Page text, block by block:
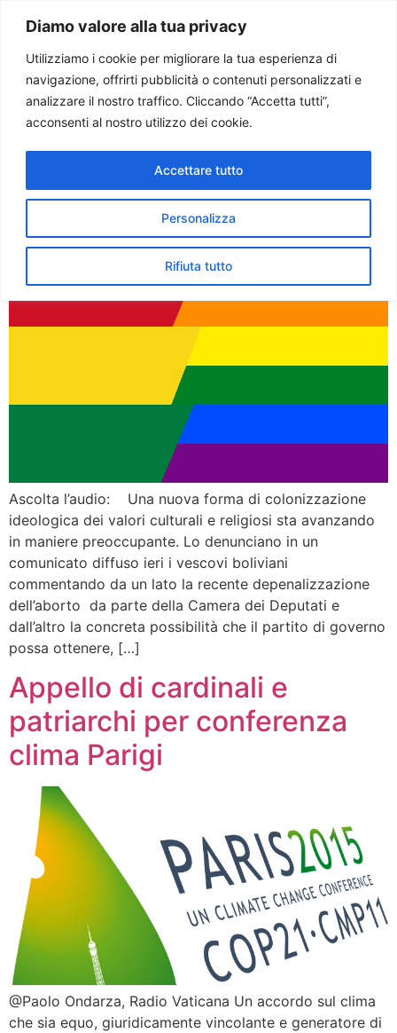
Diamo valore alla tua privacy
Utilizziamo i cookie per migliorare la tua esperienza di
navigazione, offrirti pubblicità o contenuti personalizzati e
analizzare il nostro traffico. Cliccando “Accetta tutti”,
acconsenti al nostro utilizzo dei cookie.
Personalizza
Rifiuta tutto
Accettare tutto
Paolo Ondarza
Tag:vescovi
Vescovi Bolivia: in atto
deriva antidemocratica e
colonizzazione ideologica
Ascolta l’audio: Una nuova forma di colonizzazione
ideologica dei valori culturali e religiosi sta avanzando
in maniere preoccupante. Lo denunciano in un
comunicato diffuso ieri i vescovi boliviani
commentando da un lato la recente depenalizzazione
dell’aborto da parte della Camera dei Deputati e
dall’altro la concreta possibilità che il partito di governo
possa ottenere, […]
Appello di cardinali e
patriarchi per conferenza
clima Parigi
@Paolo Ondarza, Radio Vaticana Un accordo sul clima
che sia equo, giuridicamente vincolante e generatore di